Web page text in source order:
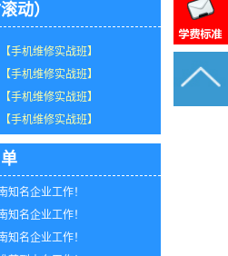
动）
【手机维修实战班】
【手机维修实战班】
【手机维修实战班】
【手机维修实战班】
【手机维修实战班】
【手机维修实战班】
【手机维修实战班】
【手机维修实战班】
【手机维修实战班】
开办手机维修店！
荐到安徽工作！
知名企业工作！
知名企业工作！
知名企业工作！
荐到山东工作！